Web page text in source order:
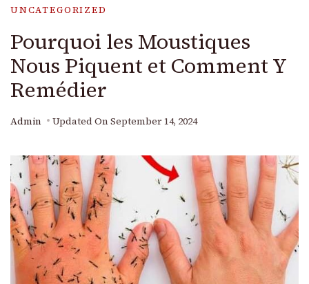
UNCATEGORIZED
Pourquoi les Moustiques
Nous Piquent et Comment Y
Remédier
Admin Updated On September 14, 2024